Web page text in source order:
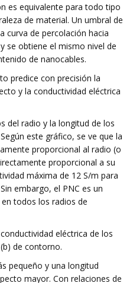
es equivalente para todo tipo
de material. Un umbral de
curva de percolación hacia
se obtiene el mismo nivel de
de nanocables.
predice con precisión la
y la conductividad eléctrica
del radio y la longitud de los
este gráfico, se ve que la
proporcional al radio (o
proporcional a su
máxima de 12 S/m para
embargo, el PNC es un
todos los radios de
eléctrica de los
de contorno.
pequeño y una longitud
mayor. Con relaciones de